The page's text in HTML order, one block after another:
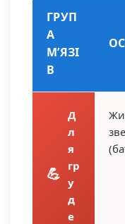
ГРУП
А
М’ЯЗІ
В
💪
Д
л
я
гр
у
д
е